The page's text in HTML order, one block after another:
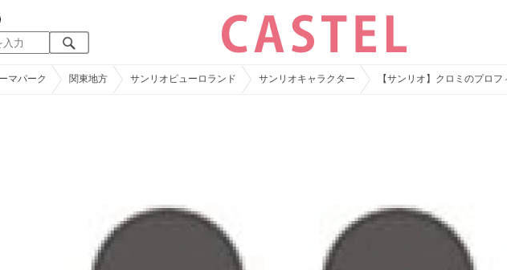
マパーク 関東地方 サンリオピューロランド サンリオキャラクター 【サンリオ】クロミのプロ